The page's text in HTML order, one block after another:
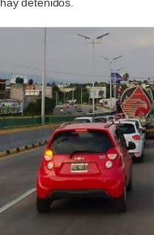
hay detenidos.